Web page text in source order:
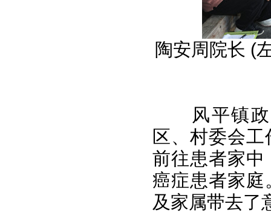
陶安周院长 (
风平镇
区、村委会
前往患者家
癌症患者家
及家属带去了